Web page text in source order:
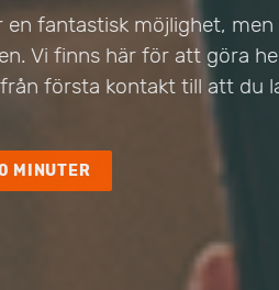
en fantastisk möjlighet,
Vi finns här för att göra
första kontakt till att du
MINUTER